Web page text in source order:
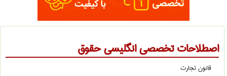
اصطلاحات تخصصی انگلیسی حقوق
قانون تجارت